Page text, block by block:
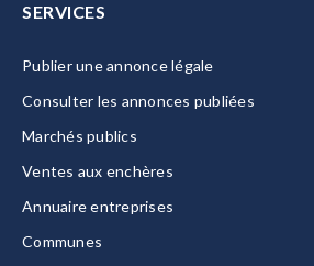
SERVICES
Publier une annonce légale
Consulter les annonces publiées
Marchés publics
Ventes aux enchères
Annuaire entreprises
Communes